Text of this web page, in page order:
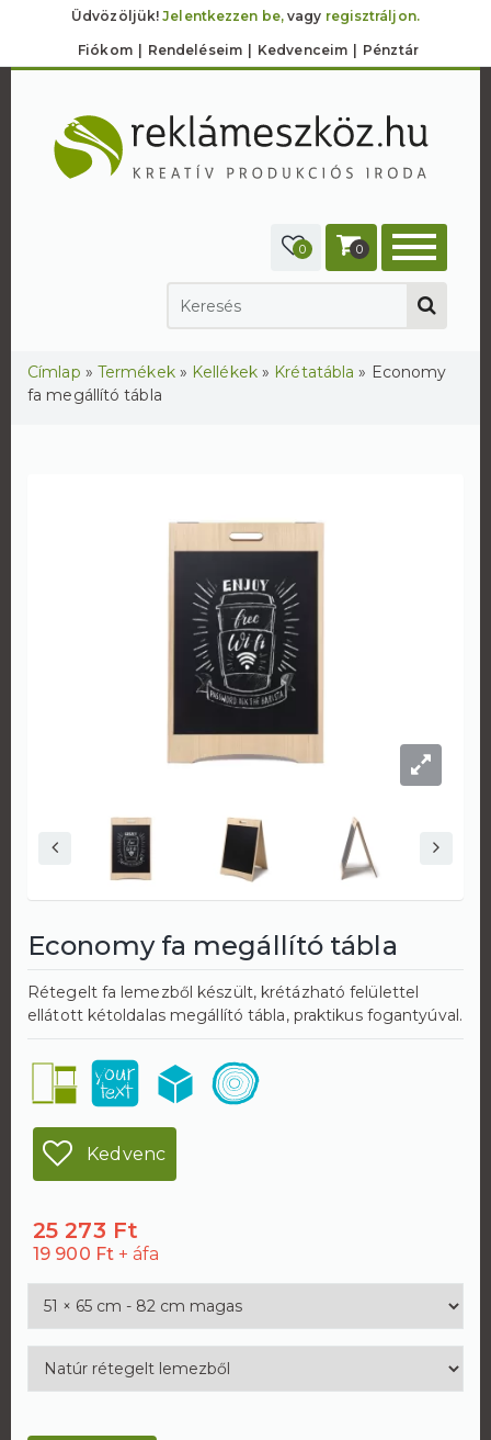
Üdvözöljük!Jelentkezzen be,vagy regisztráljon.
Fiókom Rendeléseim Kedvenceim Pénztár
0 0
Jelenlegi hely
Címlap » Termékek » Kellékek » Krétatábla » Economy
fa megállító tábla
Economy fa megállító tábla
Rétegelt fa lemezből készült, krétázható felülettel
ellátott kétoldalas megállító tábla, praktikus fogantyúval.
Kedvenc
25 273 Ft
19 900 Ft